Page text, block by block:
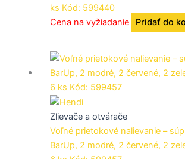
ks Kód: 599440
Cena na vyžiadanie
Pridať do
Zlievače a otvárače
Voľné prietokové nalievanie –
BarUp, 2 modré, 2 červené, 2